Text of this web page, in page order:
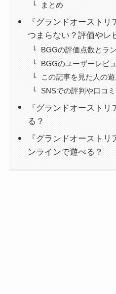
まとめ
『グランドオースト
つまらない？評価やレ
BGGの評価点数とラ
BGGのユーザーレビ
この記事を見た人の
SNSでの評判や口コミ
『グランドオースト
る？
『グランドオースト
ンラインで遊べる？